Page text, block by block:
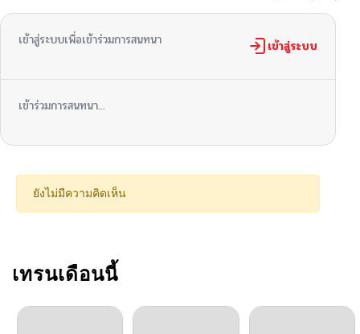
เข้าสู่ระบบเพื่อเข้าร่วมการสนทนา เข้าสู่ระบบ
เข้าร่วมการสนทนา...
ยังไม่มีความคิดเห็น
เทรนเดือนนี้